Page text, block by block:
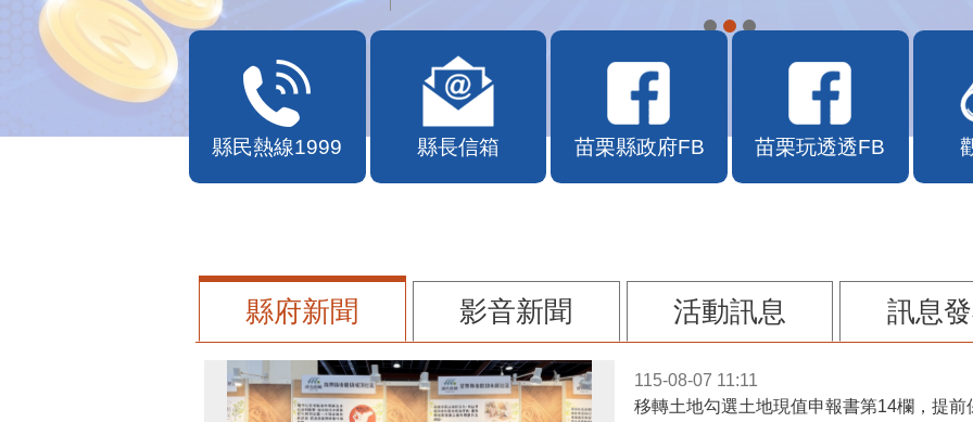
縣民熱線1999 縣長信箱 苗栗縣政府FB 苗栗玩透透FB
縣府新聞 影音新聞 活動訊息 訊息
115-08-07 11:11
移轉土地勾選土地現值申報書第14欄，提前